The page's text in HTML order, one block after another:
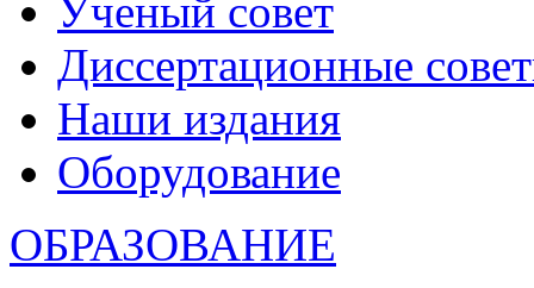
Ученый совет
Диссертационные
Наши издания
Оборудование
ОБРАЗОВАНИЕ